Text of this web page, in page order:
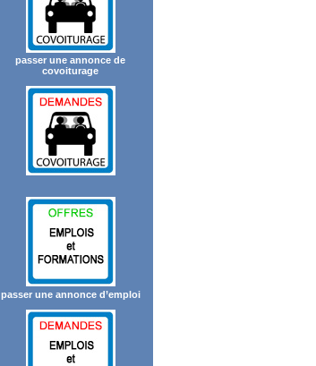
passer une annonce de
covoiturage
passer une annonce d’emploi